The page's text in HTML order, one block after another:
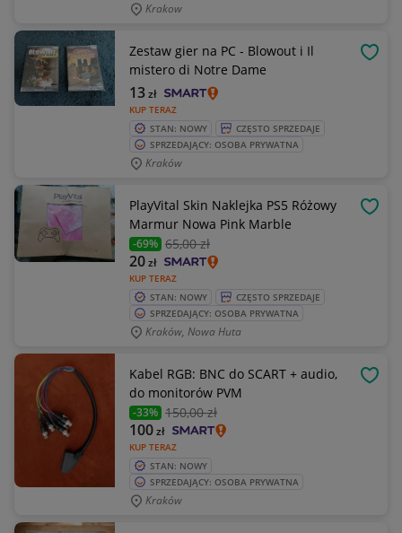
Krakow
Zestaw gier na PC - Blowout i Il
mistero di Notre Dame
KUP TERAZ
13zł
STAN: NOWY
CZĘSTO SPRZEDAJE
SPRZEDAJĄCY: OSOBA PRYWATNA
Kraków
PlayVital Skin Naklejka PS5 Różowy
Marmur Nowa Pink Marble
-69% 65,00 zł
KUP TERAZ
20zł
STAN: NOWY
CZĘSTO SPRZEDAJE
SPRZEDAJĄCY: OSOBA PRYWATNA
Kraków, Nowa Huta
Kabel RGB: BNC do SCART + audio,
do monitorów PVM
-33% 150,00 zł
KUP TERAZ
100zł
STAN: NOWY
SPRZEDAJĄCY: OSOBA PRYWATNA
Kraków